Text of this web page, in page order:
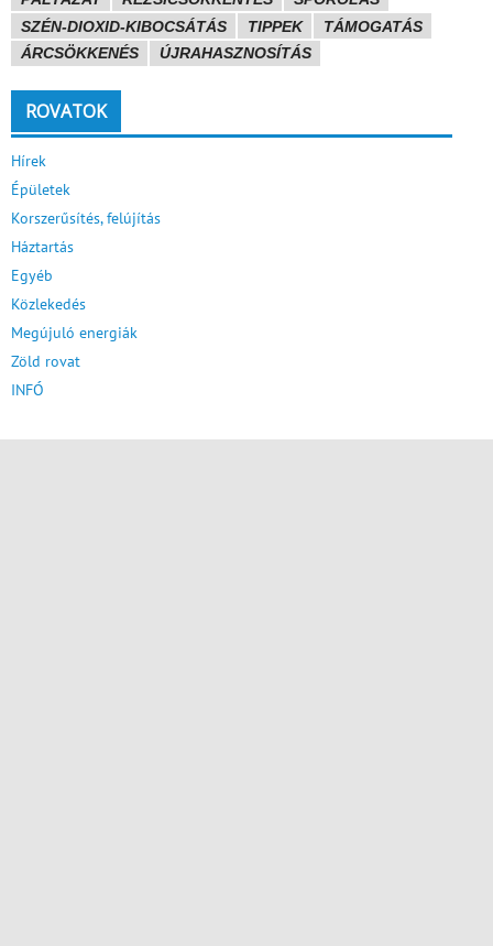
SZÉN-DIOXID-KIBOCSÁTÁS
TIPPEK
TÁMOGATÁS
ÁRCSÖKKENÉS
ÚJRAHASZNOSÍTÁS
ROVATOK
Hírek
Épületek
Korszerűsítés, felújítás
Háztartás
Egyéb
Közlekedés
Megújuló energiák
Zöld rovat
INFÓ